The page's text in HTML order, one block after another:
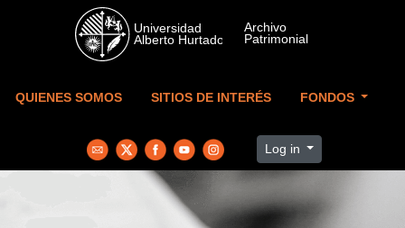
Skip to main content
QUIENES SOMOS SITIOS DE INTERÉS FONDOS
Log in